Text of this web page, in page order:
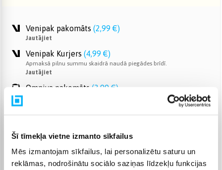
Šī tīmekļa vietne izmanto sīkfailus
Mēs izmantojam sīkfailus, lai personalizētu saturu un
reklāmas, nodrošinātu sociālo saziņas līdzekļu funkcijas
Venipak pakomāts (2,99 €)
Jautājiet
Venipak Kurjers (4,99 €)
Apmaksā pilnu summu skaidrā naudā piegādes brīdī.
Jautājiet
Omniva pakomāts (3,99 €)
DPD pakomāts (4,99 €)
Jautājiet
DPD kurjers (5,99 €)